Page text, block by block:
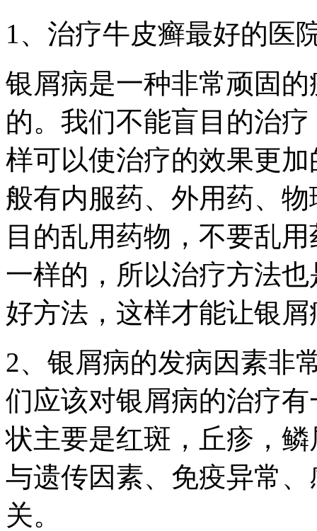
1、治疗牛皮癣最好的医
银屑病是一种非常顽固
的。我们不能盲目的治
样可以使治疗的效果更
般有内服药、外用药、
目的乱用药物，不要乱
一样的，所以治疗方法
好方法，这样才能让银
2、银屑病的发病因素非
们应该对银屑病的治疗
状主要是红斑，丘疹，
与遗传因素、免疫异常
关。